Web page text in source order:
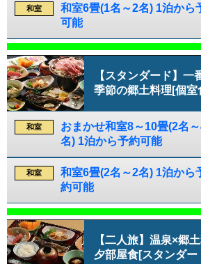
和室
和室6畳(1名～2名) 1泊から
可能
【スタンダード】一
季節の郷土料理[個室
和室
おまかせ和室8～10畳(2名
名) 1泊から予約可能
和室
和室6畳(2名～2名) 1泊から
約可能
【二人旅】温泉×郷
夕部屋食[スタンダー